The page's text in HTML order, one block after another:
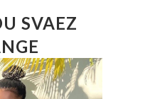
SVAEZ